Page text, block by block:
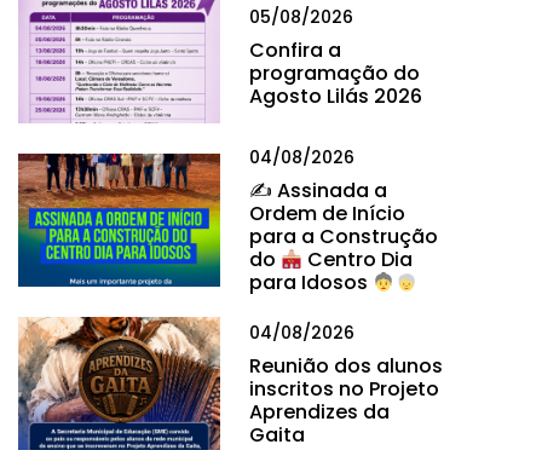
05/08/2026
Confira a
programação do
Agosto Lilás 2026
04/08/2026
✍ Assinada a
Ordem de Início
para a Construção
do
Centro Dia
para Idosos
04/08/2026
Reunião dos alunos
inscritos no Projeto
Aprendizes da
Gaita